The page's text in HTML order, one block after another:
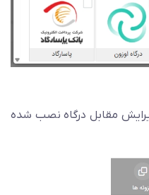
مقابل درگاه نصب شده